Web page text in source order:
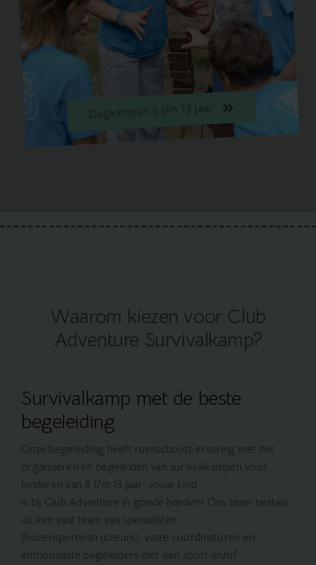
Dagkampen 5 t/m 13 jaar
Waarom kiezen voor Club
Adventure Survivalkamp?
Survivalkamp met de beste
begeleiding
Onze begeleiding heeft ruimschoots ervaring met het
organiseren en begeleiden van survivalkampen voor
kinderen van 8 t/m 13 jaar. Jouw kind
is bij Club Adventure in goede handen! Ons team bestaat
uit een vast team van specialisten
(buitensportinstructeurs), vaste coördinatoren en
enthousiaste begeleiders met een sport en/of